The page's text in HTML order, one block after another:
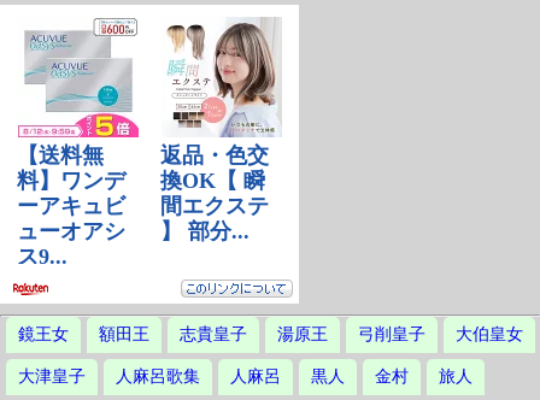
鏡王女 額田王 志貴皇子 湯原王 弓削皇子 大伯皇女
大津皇子 人麻呂歌集 人麻呂 黒人 金村 旅人